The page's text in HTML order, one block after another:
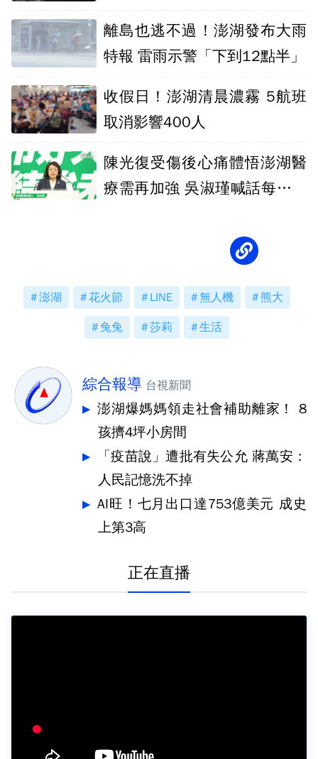
離島也逃不過！澎湖發布大雨
特報 雷雨示警「下到12點半」
收假日！澎湖清晨濃霧 5航班
取消影響400人
陳光復受傷後心痛體悟澎湖醫
療需再加強 吳淑瑾喊話每年挹
澎湖 花火節 LINE 無人機 熊大
兔兔 莎莉 生活
綜合報導 台視新聞
澎湖爆媽媽領走社會補助離家！ 8
孩擠4坪小房間
「疫苗說」遭批有失公允 蔣萬安：
人民記憶洗不掉
AI旺！七月出口達753億美元 成史
上第3高
正在直播